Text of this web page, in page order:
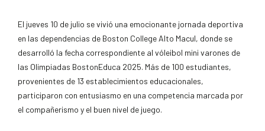
El jueves 10 de julio se vivió una emocionante jornada deportiva
en las dependencias de Boston College Alto Macul, donde se
desarrolló la fecha correspondiente al vóleibol mini varones de
las Olimpiadas BostonEduca 2025. Más de 100 estudiantes,
provenientes de 13 establecimientos educacionales,
participaron con entusiasmo en una competencia marcada por
el compañerismo y el buen nivel de juego.